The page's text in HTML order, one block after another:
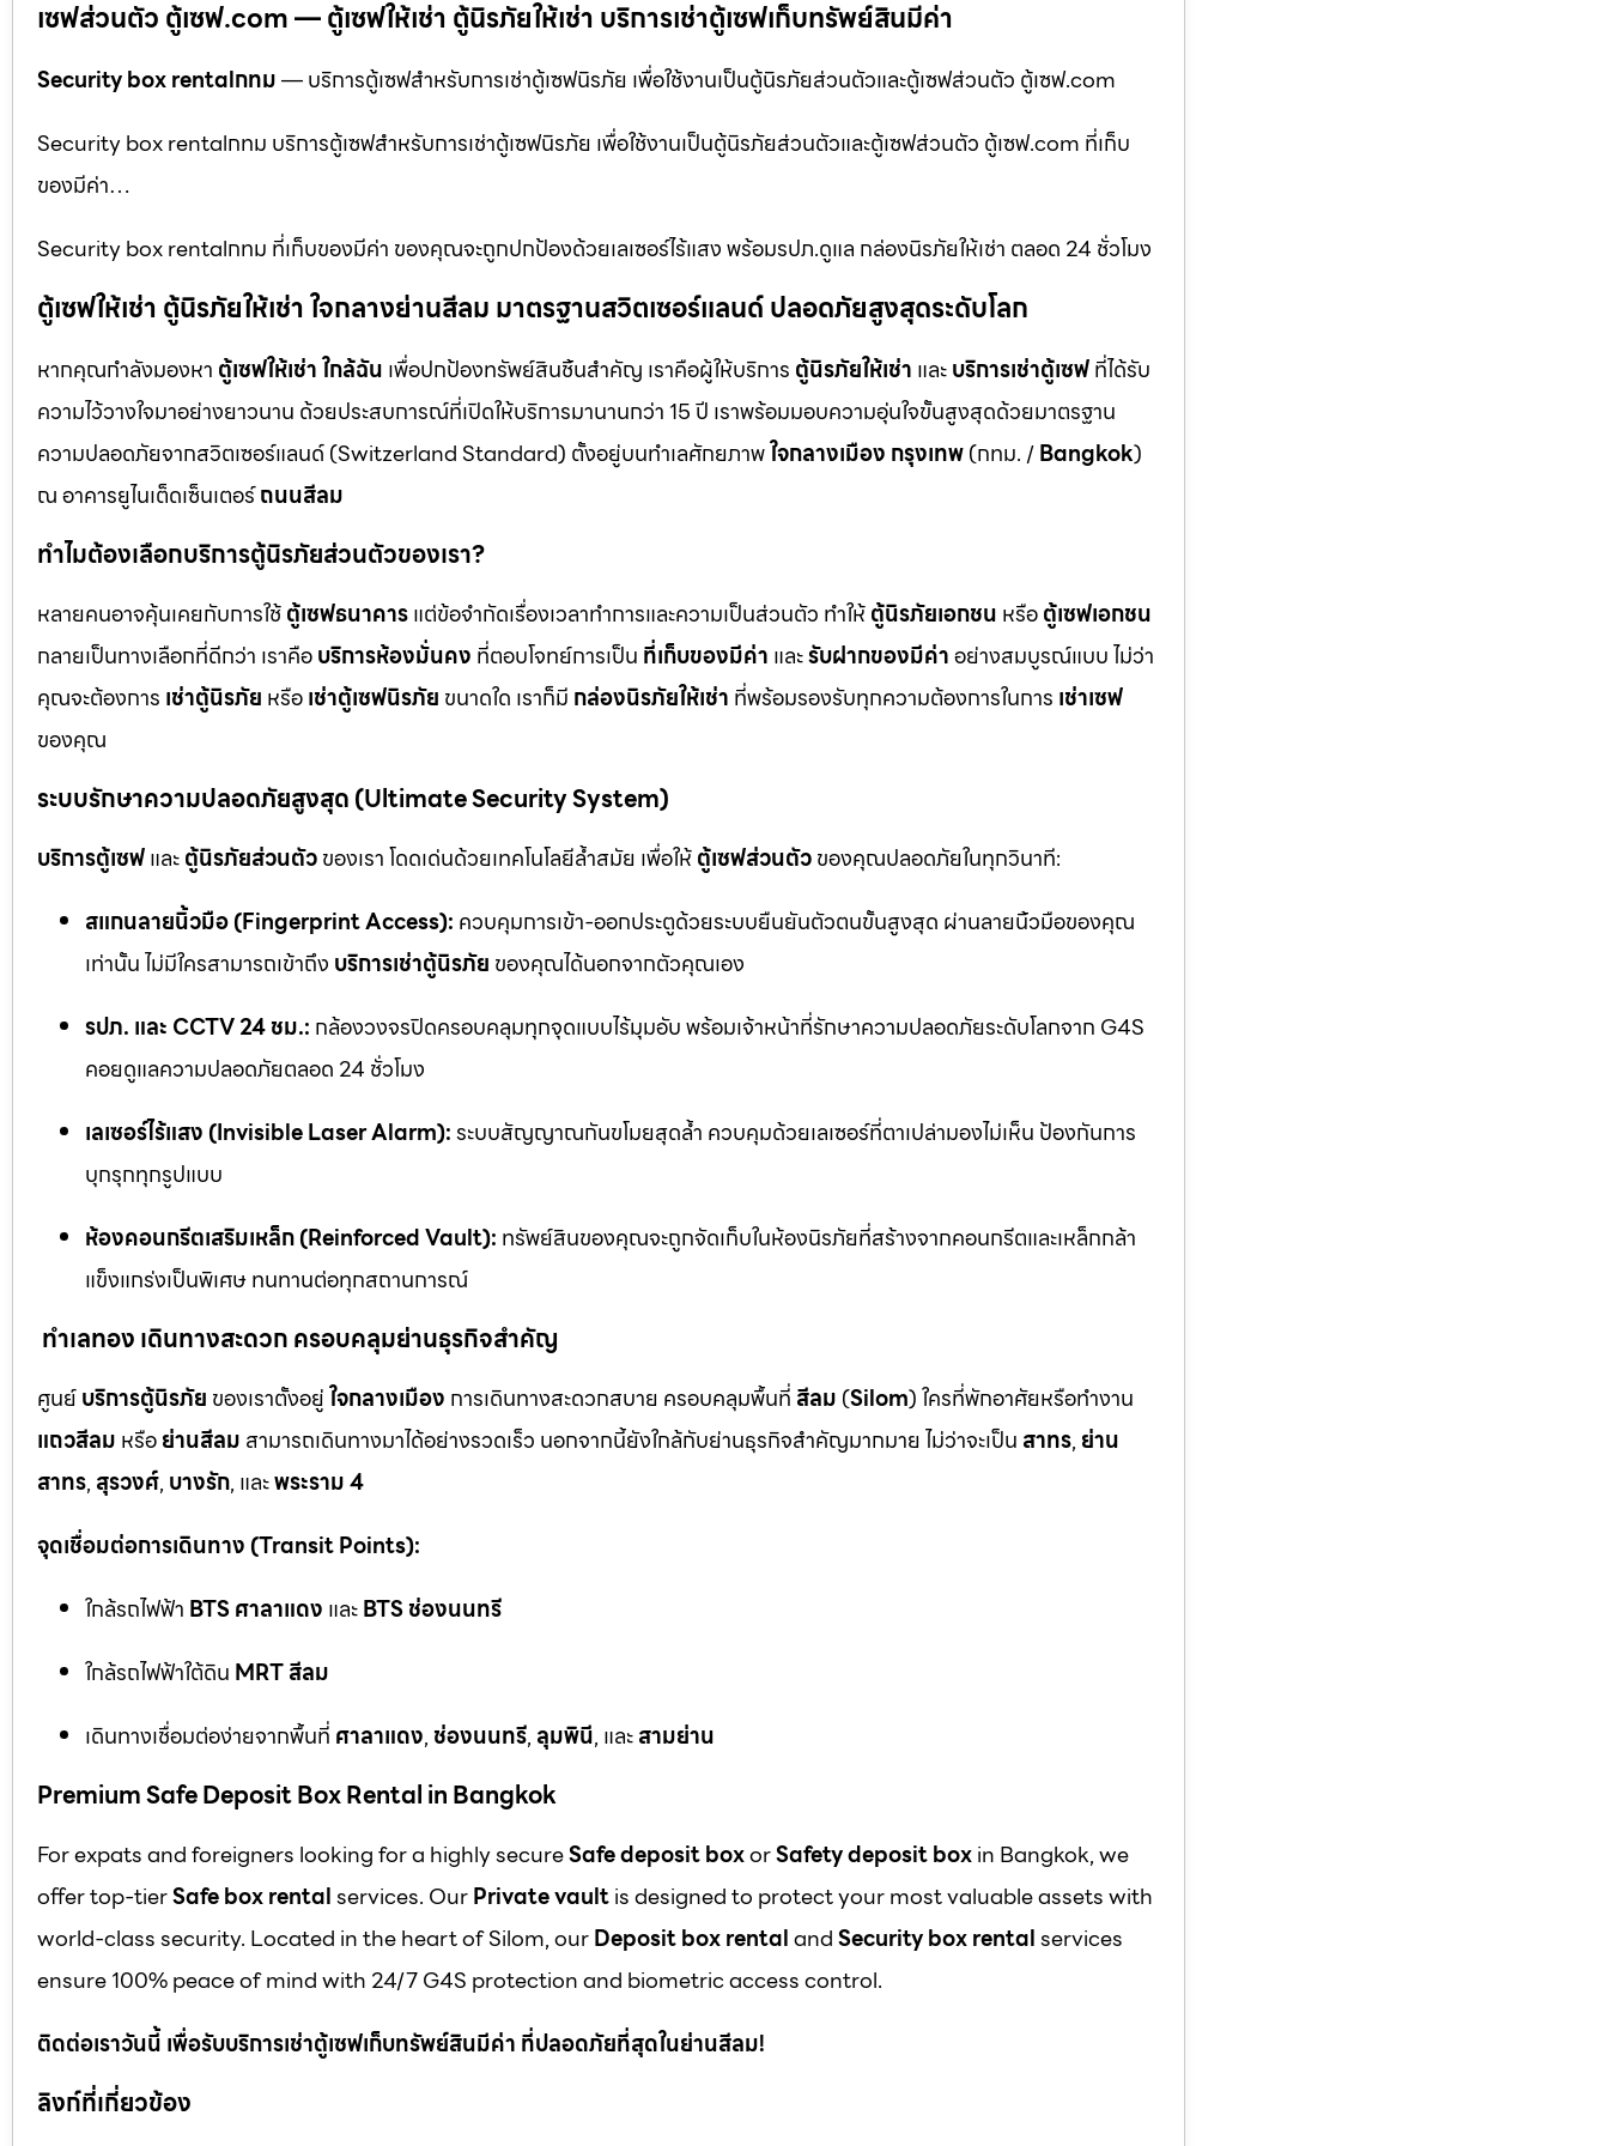
เซฟส่วนตัว ตู้เซฟ.com — ตู้เซฟให้เช่า ตู้นิรภัยให้เช่า บริการเช่าตู้เซฟเก็บทรัพย์สินมีค่า
Security box rentalกทม— บริการตู้เซฟสำหรับการเช่าตู้เซฟนิรภัย เพื่อใช้งานเป็นตู้นิรภัยส่วนตัวและตู้เซฟส่วนตัว ตู้เซฟ.com
Security box rentalกทม บริการตู้เซฟสำหรับการเช่าตู้เซฟนิรภัย เพื่อใช้งานเป็นตู้นิรภัยส่วนตัวและตู้เซฟส่วนตัว ตู้เซฟ.com ที่เก็บ
ของมีค่า…
Security box rentalกทม ที่เก็บของมีค่า ของคุณจะถูกปกป้องด้วยเลเซอร์ไร้แสง พร้อมรปภ.ดูแล กล่องนิรภัยให้เช่า ตลอด 24 ชั่วโมง
ตู้เซฟให้เช่า ตู้นิรภัยให้เช่า ใจกลางย่านสีลม มาตรฐานสวิตเซอร์แลนด์ ปลอดภัยสูงสุดระดับโลก
หากคุณกำลังมองหา ตู้เซฟให้เช่า ใกล้ฉัน เพื่อปกป้องทรัพย์สินชิ้นสำคัญ เราคือผู้ให้บริการ ตู้นิรภัยให้เช่า และบริการเช่าตู้เซฟที่ได้รับ
ความไว้วางใจมาอย่างยาวนาน ด้วยประสบการณ์ที่เปิดให้บริการมานานกว่า 15 ปี เราพร้อมมอบความอุ่นใจขั้นสูงสุดด้วยมาตรฐาน
ความปลอดภัยจากสวิตเซอร์แลนด์ (Switzerland Standard) ตั้งอยู่บนทำเลศักยภาพใจกลางเมือง กรุงเทพ(กทม. /Bangkok)
ณ อาคารยูไนเต็ดเซ็นเตอร์ถนนสีลม
ทำไมต้องเลือกบริการตู้นิรภัยส่วนตัวของเรา?
หลายคนอาจคุ้นเคยกับการใช้ตู้เซฟธนาคารแต่ข้อจำกัดเรื่องเวลาทำการและความเป็นส่วนตัว ทำให้ตู้นิรภัยเอกชน หรือตู้เซฟเอกชน
กลายเป็นทางเลือกที่ดีกว่า เราคือบริการห้องมั่นคง ที่ตอบโจทย์การเป็น ที่เก็บของมีค่า และรับฝากของมีค่าอย่างสมบูรณ์แบบ ไม่ว่า
คุณจะต้องการ เช่าตู้นิรภัย หรือเช่าตู้เซฟนิรภัย ขนาดใด เราก็มี กล่องนิรภัยให้เช่า ที่พร้อมรองรับทุกความต้องการในการ เช่าเซฟ
ของคุณ
ระบบรักษาความปลอดภัยสูงสุด (Ultimate Security System)
บริการตู้เซฟและตู้นิรภัยส่วนตัวของเรา โดดเด่นด้วยเทคโนโลยีล้ำสมัย เพื่อให้ตู้เซฟส่วนตัวของคุณปลอดภัยในทุกวินาที:
สแกนลายนิ้วมือ (Fingerprint Access): ควบคุมการเข้า-ออกประตูด้วยระบบยืนยันตัวตนขั้นสูงสุด ผ่านลายนิ้วมือของคุณ
เท่านั้น ไม่มีใครสามารถเข้าถึง บริการเช่าตู้นิรภัย ของคุณได้นอกจากตัวคุณเอง
รปภ. และ CCTV 24 ชม.: กล้องวงจรปิดครอบคลุมทุกจุดแบบไร้มุมอับ พร้อมเจ้าหน้าที่รักษาความปลอดภัยระดับโลกจาก G4S
คอยดูแลความปลอดภัยตลอด 24 ชั่วโมง
เลเซอร์ไร้แสง (Invisible Laser Alarm):ระบบสัญญาณกันขโมยสุดล้ำ ควบคุมด้วยเลเซอร์ที่ตาเปล่ามองไม่เห็น ป้องกันการ
บุกรุกทุกรูปแบบ
ห้องคอนกรีตเสริมเหล็ก (Reinforced Vault): ทรัพย์สินของคุณจะถูกจัดเก็บในห้องนิรภัยที่สร้างจากคอนกรีตและเหล็กกล้า
แข็งแกร่งเป็นพิเศษ ทนทานต่อทุกสถานการณ์
ทำเลทอง เดินทางสะดวก ครอบคลุมย่านธุรกิจสำคัญ
ศูนย์บริการตู้นิรภัย ของเราตั้งอยู่ใจกลางเมือง การเดินทางสะดวกสบาย ครอบคลุมพื้นที่ สีลม (Silom) ใครที่พักอาศัยหรือทำงาน
แถวสีลม หรือย่านสีลม สามารถเดินทางมาได้อย่างรวดเร็ว นอกจากนี้ยังใกล้กับย่านธุรกิจสำคัญมากมาย ไม่ว่าจะเป็น สาทร, ย่าน
สาทร, สุรวงศ์, บางรัก, และพระราม 4
จุดเชื่อมต่อการเดินทาง (Transit Points):
ใกล้รถไฟฟ้า BTS ศาลาแดง และBTS ช่องนนทรี
ใกล้รถไฟฟ้าใต้ดิน MRT สีลม
เดินทางเชื่อมต่อง่ายจากพื้นที่ ศาลาแดง, ช่องนนทรี, ลุมพินี, และสามย่าน
Premium Safe Deposit Box Rental in Bangkok
For expats and foreigners looking for a highly secureSafe deposit boxorSafety deposit boxin Bangkok, we
offer top-tierSafe box rentalservices. OurPrivate vaultis designed to protect your most valuable assets with
world-class security. Located in the heart of Silom, ourDeposit box rentalandSecurity box rentalservices
ensure 100% peace of mind with 24/7 G4S protection and biometric access control.
ติดต่อเราวันนี้ เพื่อรับบริการเช่าตู้เซฟเก็บทรัพย์สินมีค่า ที่ปลอดภัยที่สุดในย่านสีลม!
ลิงก์ที่เกี่ยวข้อง